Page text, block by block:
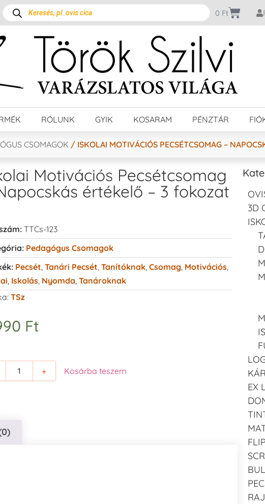
0 Ft
RÓLUNK GYIK KOSARAM PÉNZTÁR
CSOMAGOK / ISKOLAI MOTIVÁCIÓS PECSÉTCSOMAG –
Motivációs Pecsétcsomag
értékelő – 3 fokozat
TTCs-123
Pedagógus Csomagok
Pecsét Tanári Pecsét Tanítóknak, Csomag, Motivációs,
Iskolás, Nyomda Tanároknak
TSz
Ft
+ Kosárba teszem
3D
EX